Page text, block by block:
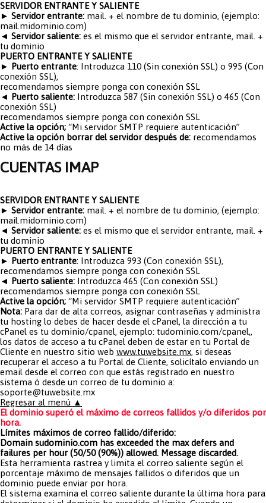
SERVIDOR ENTRANTE Y SALIENTE
► Servidor entrante: mail. + el nombre de tu dominio, (ejemplo:
mail.midominio.com)
◄ Servidor saliente: es el mismo que el servidor entrante, mail. +
tu dominio
PUERTO ENTRANTE Y SALIENTE
► Puerto entrante: Introduzca 110 (Sin conexión SSL) o 995 (Con
conexión SSL),
recomendamos siempre ponga con conexión SSL
◄ Puerto saliente: Introduzca 587 (Sin conexión SSL) o 465 (Con
conexión SSL)
recomendamos siempre ponga con conexión SSL
Active la opción; “Mi servidor SMTP requiere autenticación”
Active la opción borrar del servidor después de: recomendamos
no más de 14 días
CUENTAS IMAP
SERVIDOR ENTRANTE Y SALIENTE
► Servidor entrante: mail. + el nombre de tu dominio, (ejemplo:
mail.midominio.com)
◄ Servidor saliente: es el mismo que el servidor entrante, mail. +
tu dominio
PUERTO ENTRANTE Y SALIENTE
► Puerto entrante: Introduzca 993 (Con conexión SSL),
recomendamos siempre ponga con conexión SSL
◄ Puerto saliente: Introduzca 465 (Con conexión SSL)
recomendamos siempre ponga con conexión SSL
Active la opción; “Mi servidor SMTP requiere autenticación”
Nota: Para dar de alta correos, asignar contraseñas y administra
tu hosting lo debes de hacer desde el cPanel, la dirección a tu
cPanel es tu dominio/cpanel, ejemplo: tudominio.com/cpanel,,
los datos de acceso a tu cPanel deben de estar en tu Portal de
Cliente en nuestro sitio web www.tuwebsite.mx, si deseas
recuperar el acceso a tu Portal de Cliente, solicítalo enviando un
email desde el correo con que estás registrado en nuestro
sistema ó desde un correo de tu dominio a:
soporte@tuwebsite.mx
Regresar al menú ▲
El dominio superó el máximo de correos fallidos y/o diferidos por
hora.
Límites máximos de correo fallido/diferido:
Domain sudominio.com has exceeded the max defers and
failures per hour (50/50 (90%)) allowed. Message discarded.
Esta herramienta rastrea y limita el correo saliente según el
porcentaje máximo de mensajes fallidos o diferidos que un
dominio puede enviar por hora.
El sistema examina el correo saliente durante la última hora para